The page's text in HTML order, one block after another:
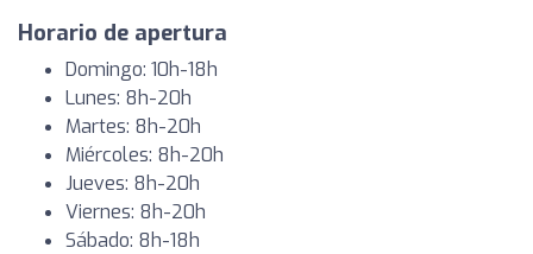
Horario de apertura
Domingo: 10h-18h
Lunes: 8h-20h
Martes: 8h-20h
Miércoles: 8h-20h
Jueves: 8h-20h
Viernes: 8h-20h
Sábado: 8h-18h